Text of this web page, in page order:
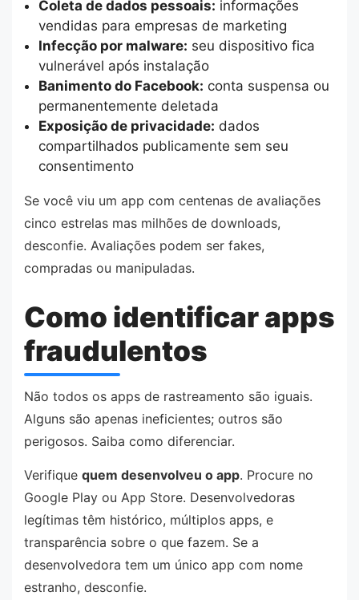
Coleta de dados pessoais: informações
vendidas para empresas de marketing
Infecção por malware: seu dispositivo fica
vulnerável após instalação
Banimento do Facebook: conta suspensa ou
permanentemente deletada
Exposição de privacidade: dados
compartilhados publicamente sem seu
consentimento
Se você viu um app com centenas de avaliações
cinco estrelas mas milhões de downloads,
desconfie. Avaliações podem ser fakes,
compradas ou manipuladas.
Como identificar apps
fraudulentos
Não todos os apps de rastreamento são iguais.
Alguns são apenas ineficientes; outros são
perigosos. Saiba como diferenciar.
Verifique quem desenvolveu o app. Procure no
Google Play ou App Store. Desenvolvedoras
legítimas têm histórico, múltiplos apps, e
transparência sobre o que fazem. Se a
desenvolvedora tem um único app com nome
estranho, desconfie.